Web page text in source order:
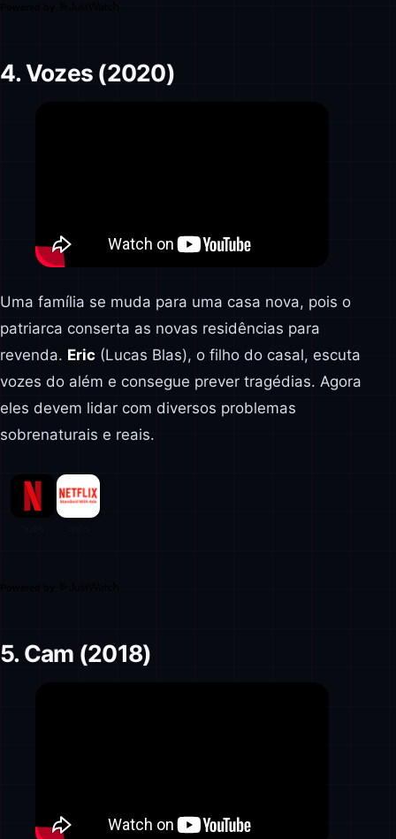
Powered by
4. Vozes (2020)
Uma família se muda para uma casa nova, pois o
patriarca conserta as novas residências para
revenda. Eric (Lucas Blas), o filho do casal, escuta
vozes do além e consegue prever tragédias. Agora
eles devem lidar com diversos problemas
sobrenaturais e reais.
Powered by
5. Cam (2018)